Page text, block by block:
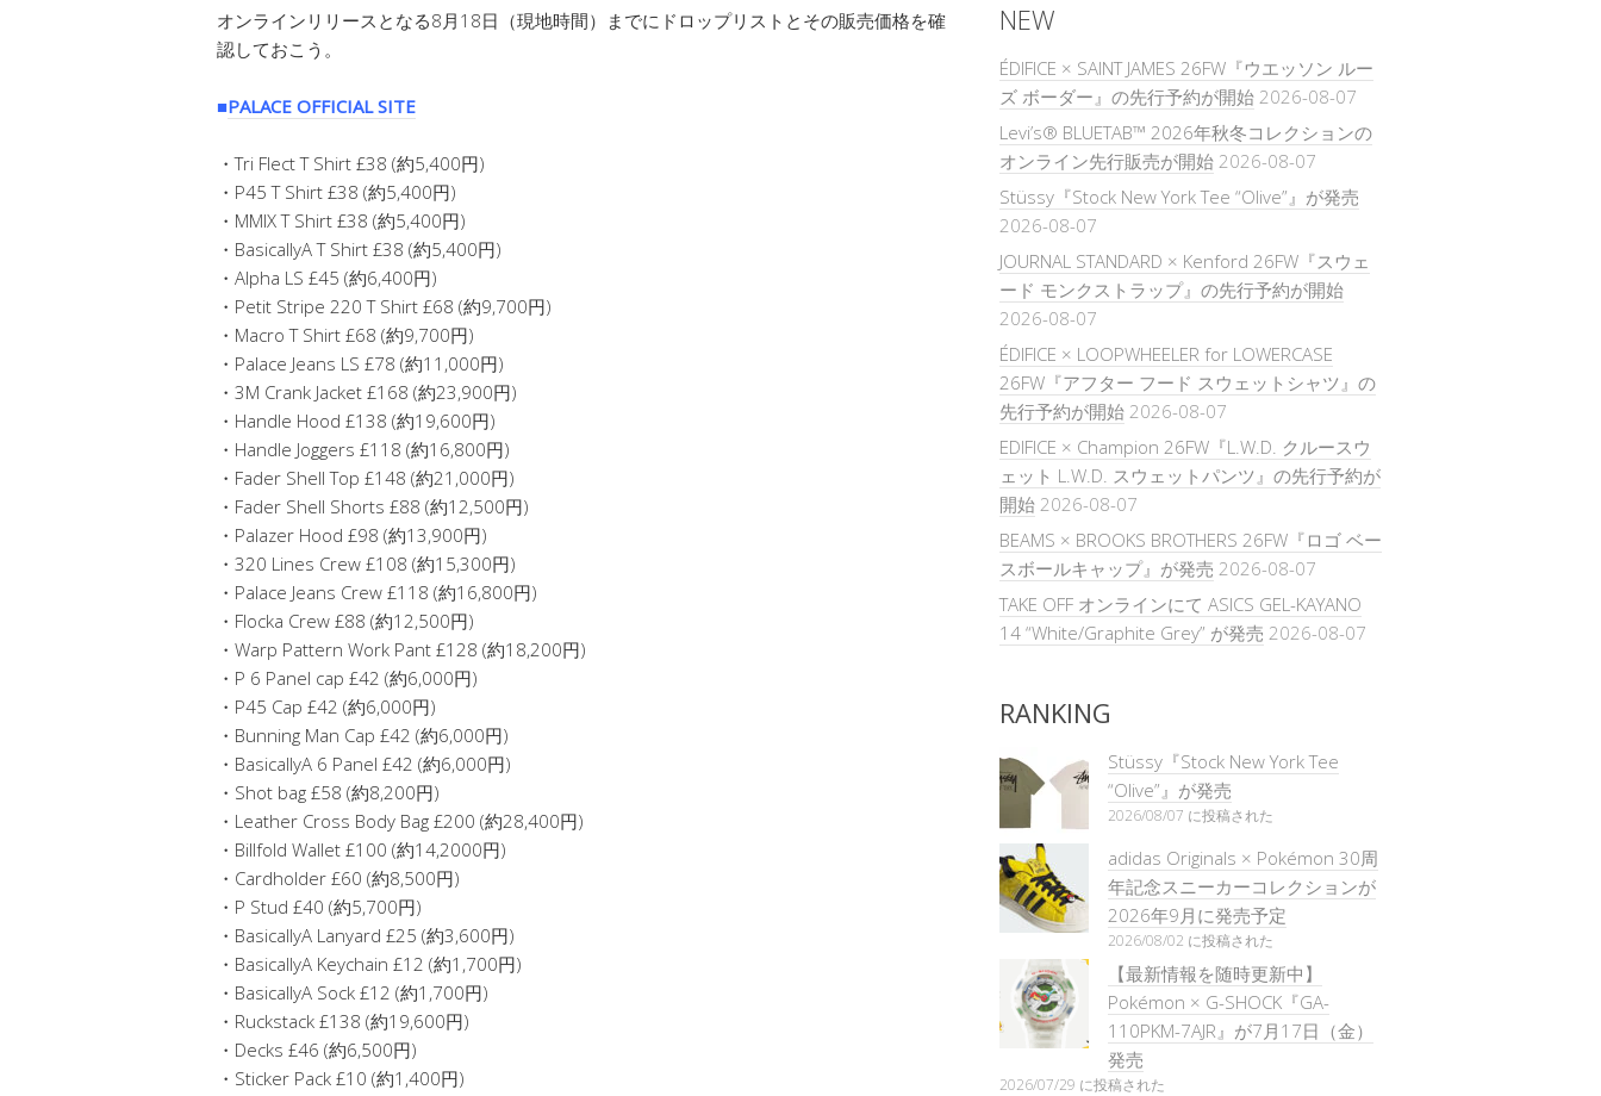
オンラインリリースとなる8月18日（現地時間）までにドロップリストとその販売価格を確
認しておこう。
■PALACE OFFICIAL SITE
・Tri Flect T Shirt £38 (約5,400円)
・P45 T Shirt £38 (約5,400円)
・MMIX T Shirt £38 (約5,400円)
・BasicallyA T Shirt £38 (約5,400円)
・Alpha LS £45 (約6,400円)
・Petit Stripe 220 T Shirt £68 (約9,700円)
・Macro T Shirt £68 (約9,700円)
・Palace Jeans LS £78 (約11,000円)
・3M Crank Jacket £168 (約23,900円)
・Handle Hood £138 (約19,600円)
・Handle Joggers £118 (約16,800円)
・Fader Shell Top £148 (約21,000円)
・Fader Shell Shorts £88 (約12,500円)
・Palazer Hood £98 (約13,900円)
・320 Lines Crew £108 (約15,300円)
・Palace Jeans Crew £118 (約16,800円)
・Flocka Crew £88 (約12,500円)
・Warp Pattern Work Pant £128 (約18,200円)
・P 6 Panel cap £42 (約6,000円)
・P45 Cap £42 (約6,000円)
・Bunning Man Cap £42 (約6,000円)
・BasicallyA 6 Panel £42 (約6,000円)
・Shot bag £58 (約8,200円)
・Leather Cross Body Bag £200 (約28,400円)
・Billfold Wallet £100 (約14,2000円)
・Cardholder £60 (約8,500円)
・P Stud £40 (約5,700円)
・BasicallyA Lanyard £25 (約3,600円)
・BasicallyA Keychain £12 (約1,700円)
・BasicallyA Sock £12 (約1,700円)
・Ruckstack £138 (約19,600円)
・Decks £46 (約6,500円)
・Sticker Pack £10 (約1,400円)
NEW
ÉDIFICE × SAINT JAMES 26FW『ウエッソン ルー
ズ ボーダー』の先行予約が開始 2026-08-07
Levi’s® BLUETAB™ 2026年秋冬コレクションの
オンライン先行販売が開始 2026-08-07
Stüssy『Stock New York Tee “Olive”』が発売
2026-08-07
JOURNAL STANDARD × Kenford 26FW『スウェ
ード モンクストラップ』の先行予約が開始
2026-08-07
ÉDIFICE × LOOPWHEELER for LOWERCASE
26FW『アフター フード スウェットシャツ』の
先行予約が開始 2026-08-07
EDIFICE × Champion 26FW『L.W.D. クルースウ
ェット L.W.D. スウェットパンツ』の先行予約が
開始 2026-08-07
BEAMS × BROOKS BROTHERS 26FW『ロゴ ベー
スボールキャップ』が発売 2026-08-07
TAKE OFF オンラインにて ASICS GEL-KAYANO
14 “White/Graphite Grey” が発売 2026-08-07
RANKING
Stüssy『Stock New York Tee
“Olive”』が発売
2026/08/07 に投稿された
adidas Originals × Pokémon 30周
年記念スニーカーコレクションが
2026年9月に発売予定
2026/08/02 に投稿された
【最新情報を随時更新中】
Pokémon × G-SHOCK『GA-
110PKM-7AJR』が7月17日（金）
発売
2026/07/29 に投稿された